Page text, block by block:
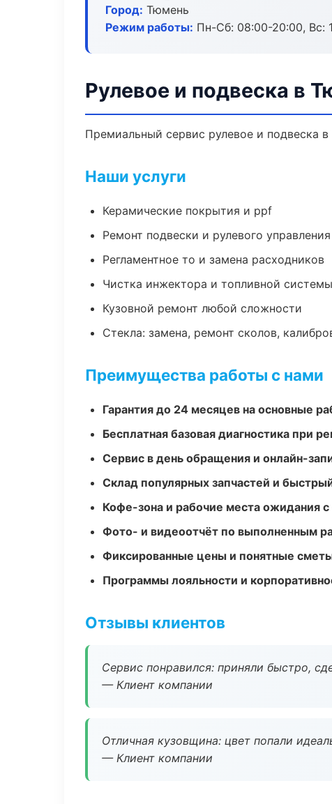
Город: Тюмень
Режим работы: Пн-Сб: 08:00-20:00, Вс:
Рулевое и подвеска в
Премиальный сервис рулевое и подвеска
Наши услуги
Керамические покрытия и ppf
Ремонт подвески и рулевого управления
Регламентное то и замена расходников
Чистка инжектора и топливной системы
Кузовной ремонт любой сложности
Стекла: замена, ремонт сколов,
Преимущества работы с нами
Гарантия до 24 месяцев на основные
Бесплатная базовая диагностика при
Сервис в день обращения и онлайн-
Склад популярных запчастей и
Кофе-зона и рабочие места ожидания с
Фото- и видеоотчёт по выполненным
Фиксированные цены и понятные
Программы лояльности и
Отзывы клиентов
Сервис понравился: приняли быстро,
— Клиент компании
Отличная кузовщина: цвет попали
— Клиент компании